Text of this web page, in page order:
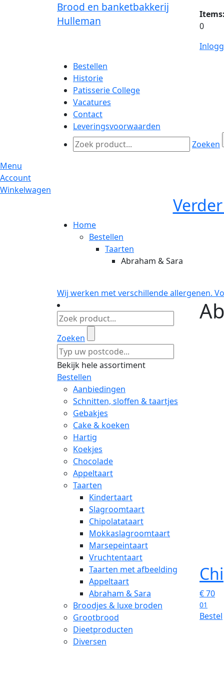
Brood en banketbakkerij
Hulleman
Items:
0
Bestellen
Historie
Patisserie College
Vacatures
Contact
Leveringsvoorwaarden
Zoeken
Menu
Account
Winkelwagen
Home
Bestellen
Taarten
Abraham & Sara
Wij werken met verschillende allergenen.
Zoeken
Bekijk hele assortiment
Bestellen
Aanbiedingen
Schnitten, sloffen & taartjes
Gebakjes
Cake & koeken
Hartig
Koekjes
Chocolade
Appeltaart
Taarten
Kindertaart
Slagroomtaart
Chipolatataart
Mokkaslagroomtaart
Marsepeintaart
Vruchtentaart
Taarten met afbeelding
Appeltaart
Abraham & Sara
Broodjes & luxe broden
Grootbrood
Dieetproducten
Diversen
€70
01
Bestel